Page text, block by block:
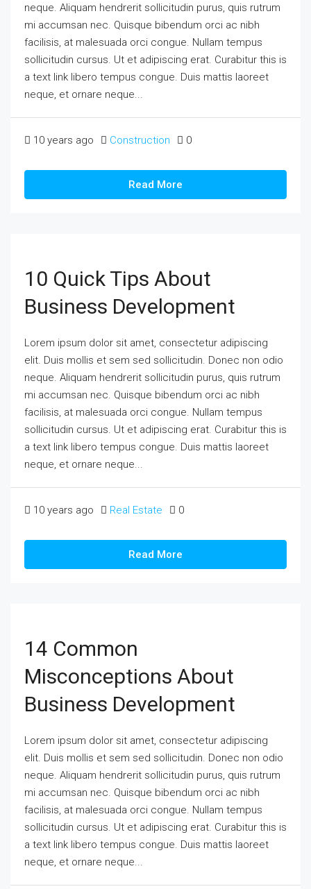
neque. Aliquam hendrerit sollicitudin purus, quis rutrum
mi accumsan nec. Quisque bibendum orci ac nibh
facilisis, at malesuada orci congue. Nullam tempus
sollicitudin cursus. Ut et adipiscing erat. Curabitur this is
a text link libero tempus congue. Duis mattis laoreet
neque, et ornare neque...
10 years ago Construction 0
Read More
10 Quick Tips About
Business Development
Lorem ipsum dolor sit amet, consectetur adipiscing
elit. Duis mollis et sem sed sollicitudin. Donec non odio
neque. Aliquam hendrerit sollicitudin purus, quis rutrum
mi accumsan nec. Quisque bibendum orci ac nibh
facilisis, at malesuada orci congue. Nullam tempus
sollicitudin cursus. Ut et adipiscing erat. Curabitur this is
a text link libero tempus congue. Duis mattis laoreet
neque, et ornare neque...
10 years ago Real Estate 0
Read More
14 Common
Misconceptions About
Business Development
Lorem ipsum dolor sit amet, consectetur adipiscing
elit. Duis mollis et sem sed sollicitudin. Donec non odio
neque. Aliquam hendrerit sollicitudin purus, quis rutrum
mi accumsan nec. Quisque bibendum orci ac nibh
facilisis, at malesuada orci congue. Nullam tempus
sollicitudin cursus. Ut et adipiscing erat. Curabitur this is
a text link libero tempus congue. Duis mattis laoreet
neque, et ornare neque...